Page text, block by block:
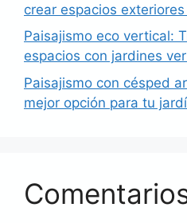
crear espacios
Paisajismo eco vertical:
espacios con jardines
Paisajismo con césped
mejor opción para tu